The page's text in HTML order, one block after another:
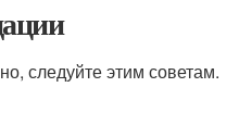
следуйте этим советам.